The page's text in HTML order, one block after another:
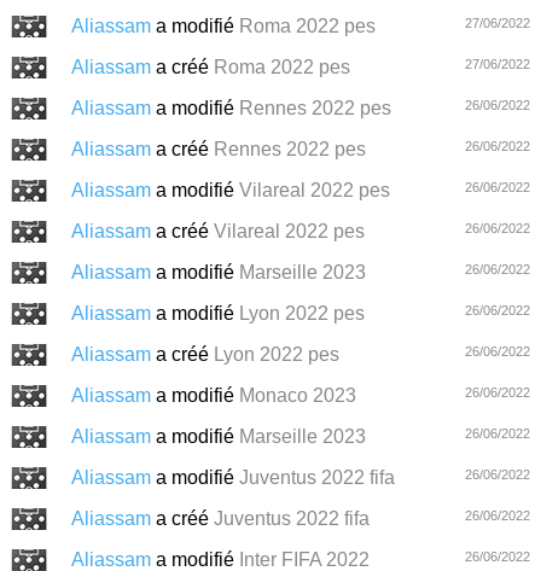
Aliassam a modifié Roma 2022 pes 27/06/2022
Aliassam a créé Roma 2022 pes 27/06/2022
Aliassam a modifié Rennes 2022 pes 26/06/2022
Aliassam a créé Rennes 2022 pes 26/06/2022
Aliassam a modifié Vilareal 2022 pes 26/06/2022
Aliassam a créé Vilareal 2022 pes 26/06/2022
Aliassam a modifié Marseille 2023 26/06/2022
Aliassam a modifié Lyon 2022 pes 26/06/2022
Aliassam a créé Lyon 2022 pes 26/06/2022
Aliassam a modifié Monaco 2023 26/06/2022
Aliassam a modifié Marseille 2023 26/06/2022
Aliassam a modifié Juventus 2022 fifa 26/06/2022
Aliassam a créé Juventus 2022 fifa 26/06/2022
Aliassam a modifié Inter FIFA 2022 26/06/2022